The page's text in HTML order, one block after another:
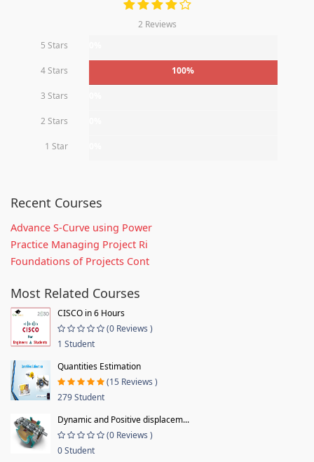
2 Reviews
5 Stars
4 Stars 100%
3 Stars
2 Stars
1 Star
Recent Courses
Advance S-Curve using Power
Practice Managing Project Ri
Foundations of Projects Cont
Most Related Courses
CISCO in 6 Hours
(0 Reviews )
1 Student
Quantities Estimation
(15 Reviews )
279 Student
Dynamic and Positive displacem...
(0 Reviews )
0 Student